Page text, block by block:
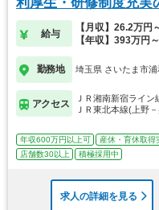
給与
【月収】26.2万円
【年収】393万円
勤務地 埼玉県 さいたま市浦
アクセス
ＪＲ湘南新宿ライ
ＪＲ東北本線(上野
年収600万円以上可 産休・育休取得
店舗数30以上
積極採用中
求人の詳細を見る